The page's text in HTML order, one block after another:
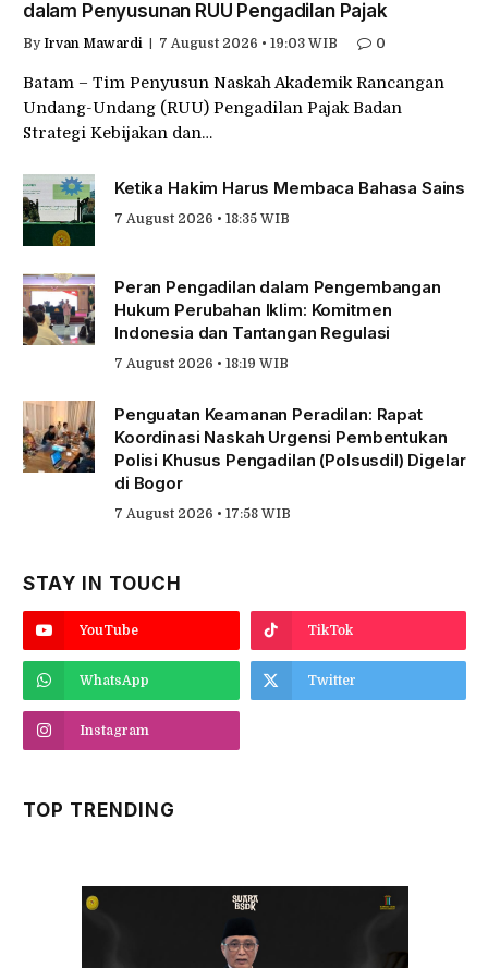
dalam Penyusunan RUU Pengadilan Pajak
By Irvan Mawardi 7 August 2026 • 19:03 WIB 0
Batam – Tim Penyusun Naskah Akademik Rancangan
Undang-Undang (RUU) Pengadilan Pajak Badan
Strategi Kebijakan dan…
Ketika Hakim Harus Membaca Bahasa Sains
7 August 2026 • 18:35 WIB
Peran Pengadilan dalam Pengembangan
Hukum Perubahan Iklim: Komitmen
Indonesia dan Tantangan Regulasi
7 August 2026 • 18:19 WIB
Penguatan Keamanan Peradilan: Rapat
Koordinasi Naskah Urgensi Pembentukan
Polisi Khusus Pengadilan (Polsusdil) Digelar
di Bogor
7 August 2026 • 17:58 WIB
STAY IN TOUCH
YouTube TikTok
WhatsApp Twitter
Instagram
TOP TRENDING